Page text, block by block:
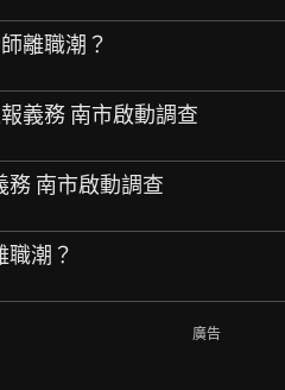
離職潮？
義務 南市啟動調查
務 南市啟動調查
職潮？
廣告